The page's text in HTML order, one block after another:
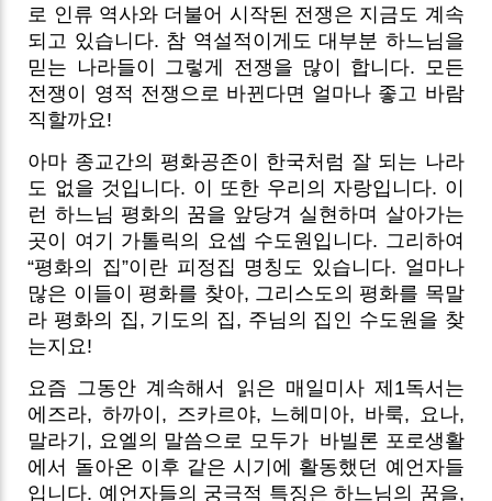
로 인류 역사와 더불어 시작된 전쟁은 지금도 계속
되고 있습니다. 참 역설적이게도 대부분 하느님을
믿는 나라들이 그렇게 전쟁을 많이 합니다. 모든
전쟁이 영적 전쟁으로 바뀐다면 얼마나 좋고 바람
직할까요!
아마 종교간의 평화공존이 한국처럼 잘 되는 나라
도 없을 것입니다. 이 또한 우리의 자랑입니다. 이
런 하느님 평화의 꿈을 앞당겨 실현하며 살아가는
곳이 여기 가톨릭의 요셉 수도원입니다. 그리하여
“평화의 집”이란 피정집 명칭도 있습니다. 얼마나
많은 이들이 평화를 찾아, 그리스도의 평화를 목말
라 평화의 집, 기도의 집, 주님의 집인 수도원을 찾
는지요!
요즘 그동안 계속해서 읽은 매일미사 제1독서는
에즈라, 하까이, 즈카르야, 느헤미아, 바룩, 요나,
말라기, 요엘의 말씀으로 모두가 바빌론 포로생활
에서 돌아온 이후 같은 시기에 활동했던 예언자들
입니다. 예언자들의 궁극적 특징은 하느님의 꿈을,